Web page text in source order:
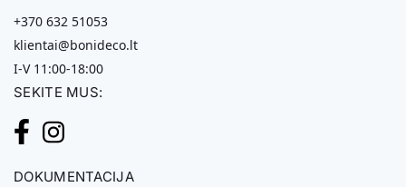
+370 632 51053
klientai@bonideco.lt
I-V 11:00-18:00
SEKITE MUS:
DOKUMENTACIJA